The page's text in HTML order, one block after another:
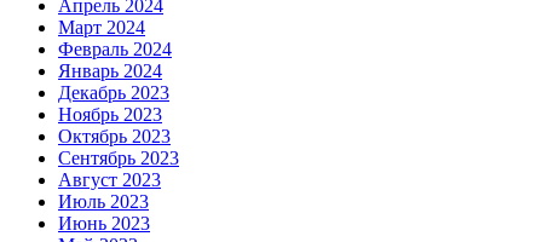
Апрель 2024
Март 2024
Февраль 2024
Январь 2024
Декабрь 2023
Ноябрь 2023
Октябрь 2023
Сентябрь 2023
Август 2023
Июль 2023
Июнь 2023